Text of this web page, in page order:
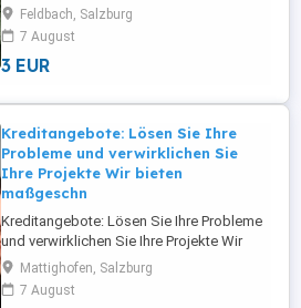
bieten maßgeschneiderte Finanzierungs-
und Investitionslösungen für
Privatpersonen, Unternehmer, KMU und
Großunternehmen in ganz Europa und
Investitionen von 5.000 bis 95.000.000 ...
Feldbach, Salzburg
7 August
3 EUR
Kreditangebote: Lösen Sie Ihre
Probleme und verwirklichen Sie
Ihre Projekte Wir bieten
maßgeschn
Kreditangebote: Lösen Sie Ihre Probleme
und verwirklichen Sie Ihre Projekte Wir
bieten maßgeschneiderte Finanzierungs-
und Investitionslösungen für
Privatpersonen, Unternehmer, KMU und
Mattighofen, Salzburg
7 August